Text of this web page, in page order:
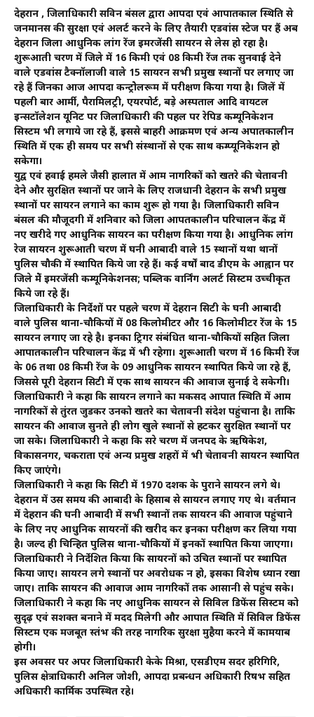
देहरादून , जिलाधिकारी सविन बंसल द्वारा आपदा एवं आपातकाल स्थिति से
जनमानस की सुरक्षा एवं अलर्ट करने के लिए तैयारी एडवांस स्टेज पर हैं अब
देहरादून जिला आधुनिक लांग रेंज इमरजेंसी सायरन से लेस हो रहा है।
शुरूआती चरण में जिले में 16 किमी एवं 08 किमी रेंज तक सुनवाई देने
वाले एडवांस टैक्नॉलाजी वाले 15 सायरन सभी प्रमुख स्थानों पर लगाए जा
रहे हैं जिनका आज आपदा कन्ट्रोेलरूम में परीक्षण किया गया है। जिलें में
पहली बार आर्मी, पैरामिलट्री, एयरपोर्ट, बड़े अस्पताल आदि वायटल
इन्सटॉलेशन यूनिट पर जिलाधिकारी की पहल पर रेपिड कम्यूनिकेशन
सिस्टम भी लगाये जा रहे हैं, इससे बाहरी आक्रमण एवं अन्य अपातकालीन
स्थिति में एक ही समय पर सभी संस्थानों से एक साथ कम्प्यूनिकेशन हो
सकेगा।
युद्व एवं हवाई हमले जैसी हालात में आम नागरिकों को खतरे की चेतावनी
देने और सुरक्षित स्थानों पर जाने के लिए राजधानी देहरादून के सभी प्रमुख
स्थानों पर सायरन लगाने का काम शुरू हो गया है। जिलाधिकारी सविन
बंसल की मौजूदगी में शनिवार को जिला आपतकालीन परिचालन केंद्र में
नए खरीदे गए आधुनिक सायरन का परीक्षण किया गया है। आधुनिक लांग
रेज सायरन शुरूआती चरण में घनी आबादी वाले 15 स्थानों यथा थानों
पुलिस चौकी में स्थापित किये जा रहे हैं। कई वर्षों बाद डीएम के आह्वान पर
जिले मेें इमरजेंसी कम्यूनिकेशनस; पब्लिक वार्निंग अलर्ट सिस्टम उच्चीकृत
किये जा रहे हैं।
जिलाधिकारी के निर्देशों पर पहले चरण में देहरादून सिटी के घनी आबादी
वाले पुलिस थाना-चौकियों में 08 किलोमीटर और 16 किलोमीटर रेंज के 15
सायरन लगाए जा रहे है। इनका ट्रिगर संबंधित थाना-चौकियों सहित जिला
आपातकालीन परिचालन केंद्र में भी रहेगा। शुरूआती चरण में 16 किमी रेंज
के 06 तथा 08 किमी रेंज के 09 आधुनिक सायरन स्थापित किये जा रहे हैं,
जिससे पूरी देहरादून सिटी में एक साथ सायरन की आवाज सुनाई दे सकेगी।
जिलाधिकारी ने कहा कि सायरन लगाने का मकसद आपात स्थिति में आम
नागरिकों से तुंरत जुडकर उनको खतरे का चेतावनी संदेश पहुंचाना है। ताकि
सायरन की आवाज सुनते ही लोग खुले स्थानों से हटकर सुरक्षित स्थानों पर
जा सके। जिलाधिकारी ने कहा कि दूसरे चरण में जनपद के ऋषिकेश,
विकासनगर, चकराता एवं अन्य प्रमुख शहरों में भी चेतावनी सायरन स्थापित
किए जाएंगे।
जिलाधिकारी ने कहा कि सिटी में 1970 दशक के पुराने सायरन लगे थे।
देहरादून में उस समय की आबादी के हिसाब से सायरन लगाए गए थे। वर्तमान
में देहरादून की घनी आबादी में सभी स्थानों तक सायरन की आवाज पहुंचाने
के लिए नए आधुनिक सायरनों की खरीद कर इनका परीक्षण कर लिया गया
है। जल्द ही चिन्हित पुलिस थाना-चौकियों में इनकों स्थापित किया जाएगा।
जिलाधिकारी ने निर्देशित किया कि सायरनों को उचित स्थानों पर स्थापित
किया जाए। सायरन लगे स्थानों पर अवरोधक न हो, इसका विशेष ध्यान रखा
जाए। ताकि सायरन की आवाज आम नागरिकों तक आसानी से पहुंच सके।
जिलाधिकारी ने कहा कि नए आधुनिक सायरन से सिविल डिफेंस सिस्टम को
सुदृढ़ एवं सशक्त बनाने में मदद मिलेगी और आपात स्थिति में सिविल डिफेंस
सिस्टम एक मजबूत स्तंभ की तरह नागरिक सुरक्षा मुहैया करने में कामयाब
होगी।
इस अवसर पर अपर जिलाधिकारी केके मिश्रा, एसडीएम सदर हरिगिरि,
पुलिस क्षेत्राधिकारी अनिल जोशी, आपदा प्रबन्धन अधिकारी रिषभ सहित
अधिकारी कार्मिक उपस्थित रहे।